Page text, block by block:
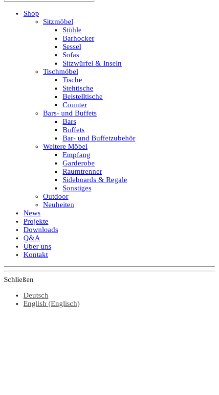
Shop
Sitzmöbel
Stühle
Barhocker
Sessel
Sofas
Sitzwürfel & Inseln
Tischmöbel
Tische
Stehtische
Beistelltische
Counter
Bars- und Buffets
Bars
Buffets
Bar- und Buffetzubehör
Weitere Möbel
Empfang
Garderobe
Raumtrenner
Sideboards & Regale
Sonstiges
Outdoor
Neuheiten
News
Projekte
Downloads
Q&A
Über uns
Kontakt
Schließen
Deutsch
English (Englisch)